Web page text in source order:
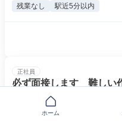
残業なし 駅近5分以内
正社員
必ず面接します 難しい
ハイブリッド株式会社
ホーム